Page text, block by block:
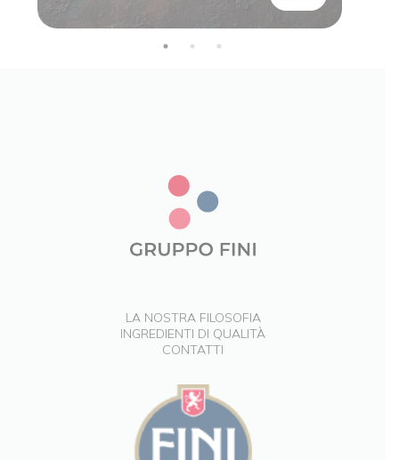
LA NOSTRA FILOSOFIA
INGREDIENTI DI QUALITÀ
CONTATTI